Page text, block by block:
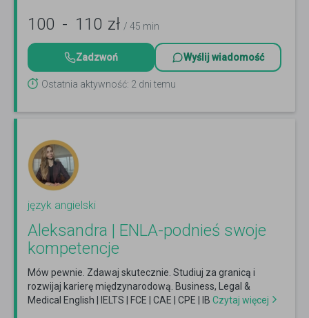
100 - 110 zł / 45 min
Zadzwoń Wyślij wiadomość
Ostatnia aktywność: 2 dni temu
język angielski
Aleksandra | ENLA-podnieś swoje
kompetencje
Mów pewnie. Zdawaj skutecznie. Studiuj za granicą i
rozwijaj karierę międzynarodową. Business, Legal &
Medical English | IELTS | FCE | CAE | CPE | IB Czytaj więcej